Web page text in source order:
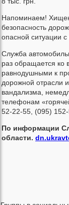
Напоминаем!
безопасность
опасной ситуации
Служба
раз обращается ко
равнодушными к
дорожной отрасли
вандализма,
телефонам
52-22-55, (095)
По информации
области.